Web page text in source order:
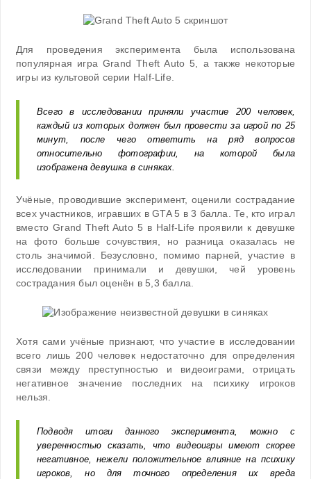
Для проведения эксперимента была использована
популярная игра Grand Theft Auto 5, а также некоторые
игры из культовой серии Half-Life.
Всего в исследовании приняли участие 200 человек,
каждый из которых должен был провести за игрой по 25
минут, после чего ответить на ряд вопросов
относительно фотографии, на которой была
изображена девушка в синяках.
Учёные, проводившие эксперимент, оценили сострадание
всех участников, игравших в GTA 5 в 3 балла. Те, кто играл
вместо Grand Theft Auto 5 в Half-Life проявили к девушке
на фото больше сочувствия, но разница оказалась не
столь значимой. Безусловно, помимо парней, участие в
исследовании принимали и девушки, чей уровень
сострадания был оценён в 5,3 балла.
Хотя сами учёные признают, что участие в исследовании
всего лишь 200 человек недостаточно для определения
связи между преступностью и видеоиграми, отрицать
негативное значение последних на психику игроков
нельзя.
Подводя итоги данного эксперимента, можно с
уверенностью сказать, что видеоигры имеют скорее
негативное, нежели положительное влияние на психику
игроков, но для точного определения их вреда